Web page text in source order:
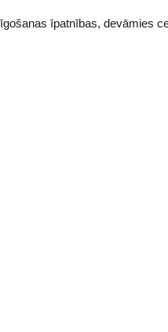
īpatnības, devāmies